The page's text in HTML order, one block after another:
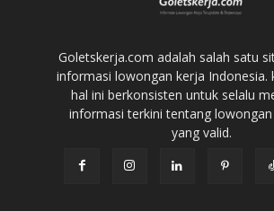
Goletskerja.com adalah salah satu
informasi lowongan kerja Indonesia.
hal ini berkonsisten untuk selalu
informasi terkini tentang
yang valid.